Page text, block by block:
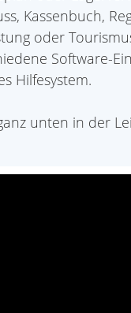
Kassenbuch,
oder
Software-
Hilfesystem.
unten in der